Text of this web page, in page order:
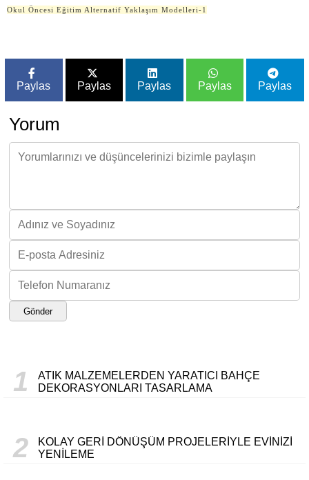
Okul Öncesi Eğitim Alternatif Yaklaşım Modelleri-1
Paylas Paylas Paylas Paylas Paylas
Yorum
Gönder
1
ATIK MALZEMELERDEN YARATICI BAHÇE
DEKORASYONLARI TASARLAMA
2
KOLAY GERI DÖNÜŞÜM PROJELERIYLE EVINIZI
YENILEME